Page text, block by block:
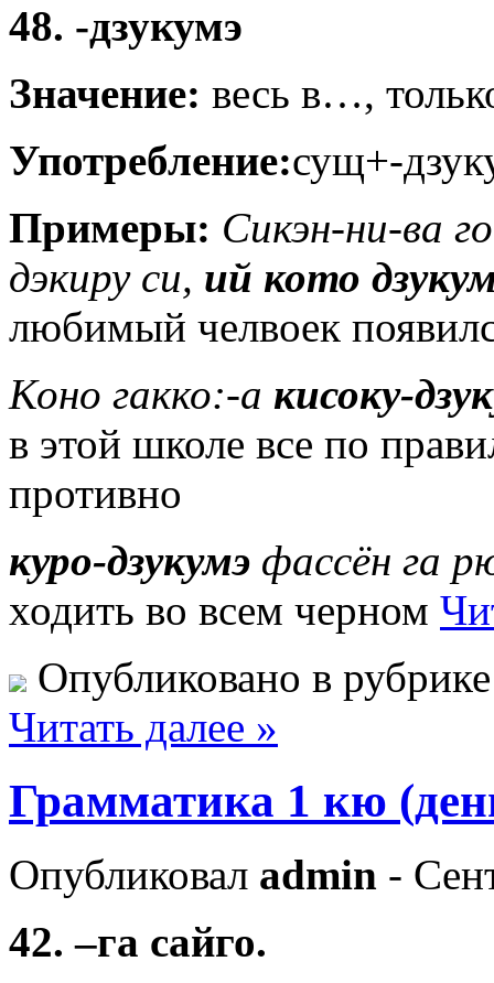
48. -дзукумэ
Значение: весь в…,
Употребление:сущ+-
Примеры: Сикэн-ни-ва
дэкиру си, ий кото
любимый челвоек
Коно гакко:-а кисоку-
в этой школе все по
противно
куро-дзукумэ фассён га
ходить во всем черном
Опубликовано в
Читать далее »
Грамматика 1 кю
Опубликовал admin -
42. –га сайго.